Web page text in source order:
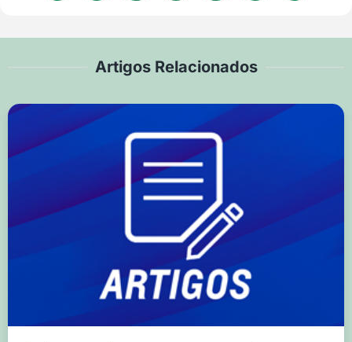
Artigos Relacionados